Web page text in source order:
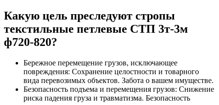
Какую цель преследуют стропы
текстильные петлевые СТП 3т-3м
ф720-820?
Бережное перемещение грузов, исключающее
повреждения: Сохранение целостности и товарного
вида перевозимых объектов. Забота о вашем имуществе.
Безопасность подъема и перемещения грузов: Снижение
риска падения груза и травматизма. Безопасность